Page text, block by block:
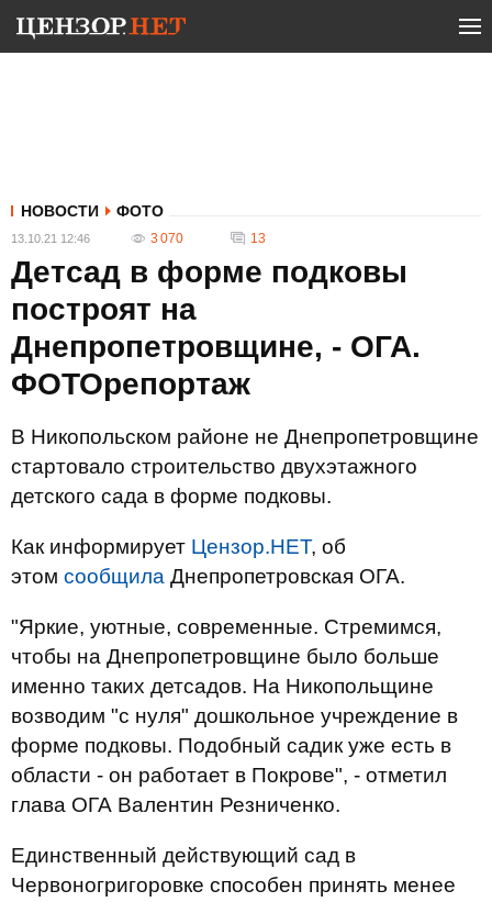
НОВОСТИ ФОТО
13.10.21 12:46 3 070 13
Детсад в форме подковы
построят на
Днепропетровщине, - ОГА.
ФОТОрепортаж
В Никопольском районе не Днепропетровщине
стартовало строительство двухэтажного
детского сада в форме подковы.
Как информирует Цензор.НЕТ, об
этом сообщила Днепропетровская ОГА.
"Яркие, уютные, современные. Стремимся,
чтобы на Днепропетровщине было больше
именно таких детсадов. На Никопольщине
возводим "с нуля" дошкольное учреждение в
форме подковы. Подобный садик уже есть в
области - он работает в Покрове", - отметил
глава ОГА Валентин Резниченко.
Единственный действующий сад в
Червоногригоровке способен принять менее